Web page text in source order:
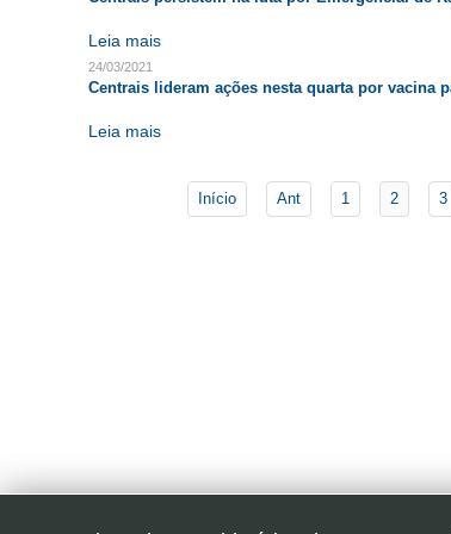
Leia mais
24/03/2021
Centrais lideram ações nesta quarta por vacina
Leia mais
Início Ant 1 2 3